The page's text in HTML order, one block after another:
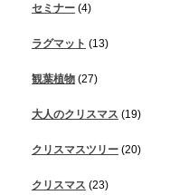
セミナー (4)
ラグマット (13)
観葉植物 (27)
大人のクリスマス (19)
クリスマスツリー (20)
クリスマス (23)